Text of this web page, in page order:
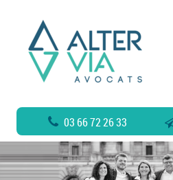
03 66 72 26 33